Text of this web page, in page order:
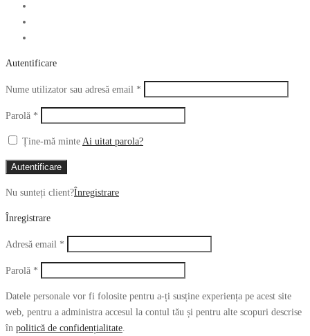
Autentificare
Nume utilizator sau adresă email *
Parolă *
Ține-mă minte Ai uitat parola?
Autentificare
Nu sunteți client?Înregistrare
Înregistrare
Adresă email *
Parolă *
Datele personale vor fi folosite pentru a-ți susține experiența pe acest site
web, pentru a administra accesul la contul tău și pentru alte scopuri descrise
în politică de confidențialitate